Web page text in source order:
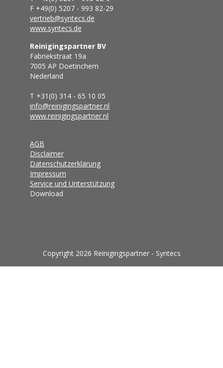
F +49(0) 5207 - 993 82-29
vertrieb@syntecs.de
www.syntecs.de
Reinigingspartner BV
Fabriekstraat 19a
7005 AP Doetinchem
Nederland
T +31(0) 314 - 65 10 05
info@reinigingspartner.nl
www.reinigingspartner.nl
AGB
Disclaimer
Datenschutzerklärung
Impressum
Service und Unterstützung
Download
Copyright 2026 Reinigingspartner - Syntecs